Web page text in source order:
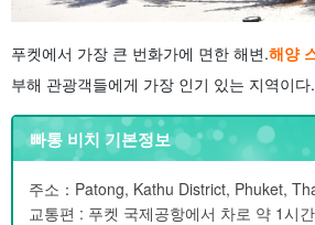
푸켓에서 가장 큰 번화가에 면한 해변.해양
부해 관광객들에게 가장 인기 있는 지역이다.
빠통 비치 기본정보
주소：Patong, Kathu District, Phuket,
교통편 : 푸켓 국제공항에서 차로 약 1시